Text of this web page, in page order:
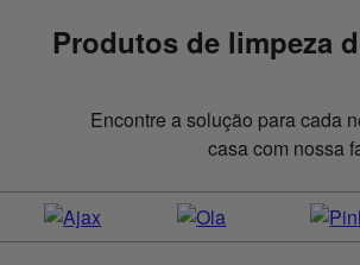
Produtos de limpeza
Encontre a solução para cada
casa com nossa